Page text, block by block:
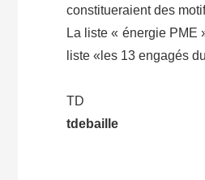
constitueraient des
La liste « énergie PME
liste «les 13 engagés
TD
tdebaille